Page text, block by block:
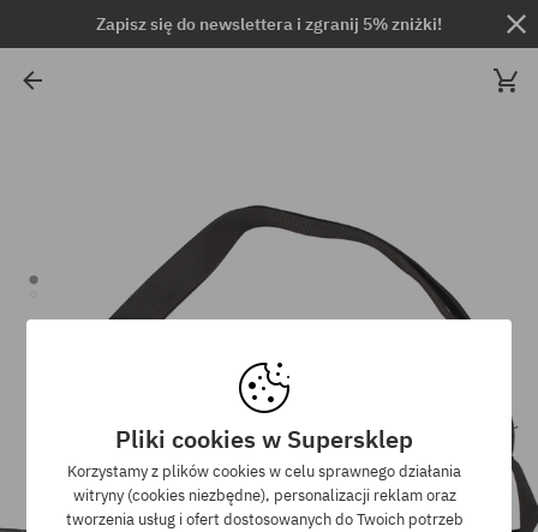
Zapisz się do newslettera i zgranij 5% zniżki!
Pliki cookies w Supersklep
Korzystamy z plików cookies w celu sprawnego działania
witryny (cookies niezbędne), personalizacji reklam oraz
tworzenia usług i ofert dostosowanych do Twoich potrzeb